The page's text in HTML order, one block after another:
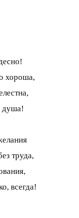
хороша,
душа!
труда,
всегда!